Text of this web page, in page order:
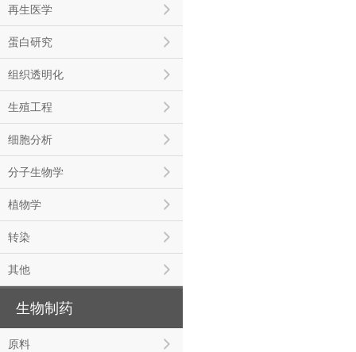
再生医学
蛋白研究
组织透明化
生殖工程
细胞分析
分子生物学
植物学
转染
其他
生物制药
原料